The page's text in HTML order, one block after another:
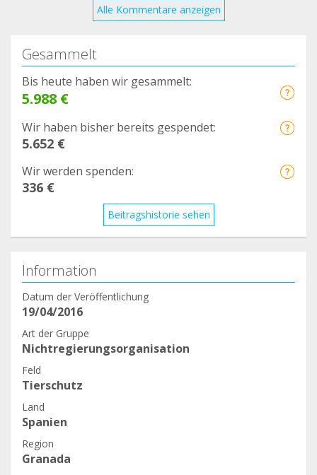
3303/permalink/2500126696949500/
11929357941
7
https://www.facebook.com/veterinarioavenidadelp
852211/
8
https://www.facebook.com/clinicaveterinariarambl
eta/posts/2923172107964396
https://www.facebook.com/clinicaveterinariavetfa
10
https://www.facebook.com/cvpecas/posts/827717
724655873
11
https://www.facebook.com/351435131629702/pho
tos/a.454241511349063/3117672005005987/
12
https://www.facebook.com/351435131629702/pho
tos/a.454241511349063/3117672005005987/
13
https://www.facebook.com/CV.Carters/posts/1801
747356645933
Alle Kommentare anzeigen
Gesammelt
Bis heute haben wir gesammelt:
5.988 €
Wir haben bisher bereits gespendet:
5.652 €
Wir werden spenden:
336 €
Beitragshistorie sehen
Information
Datum der Veröffentlichung
19/04/2016
Art der Gruppe
Nichtregierungsorganisation
Feld
Tierschutz
Land
Spanien
Region
Granada